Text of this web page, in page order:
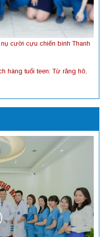
cười cựu chiến binh Thanh
hàng tuổi teen: Từ răng hô,